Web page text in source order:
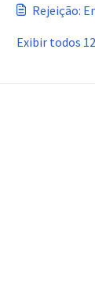
Rejeição:
Exibir todos